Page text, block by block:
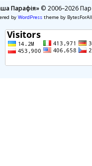
Парафія»© 2006–2026
by WordPresstheme by